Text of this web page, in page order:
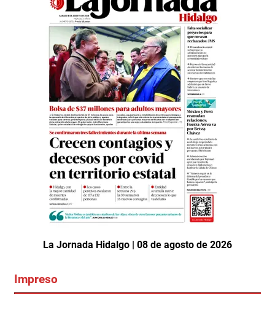
La Jornada Hidalgo | 08 de agosto de 2026
Impreso